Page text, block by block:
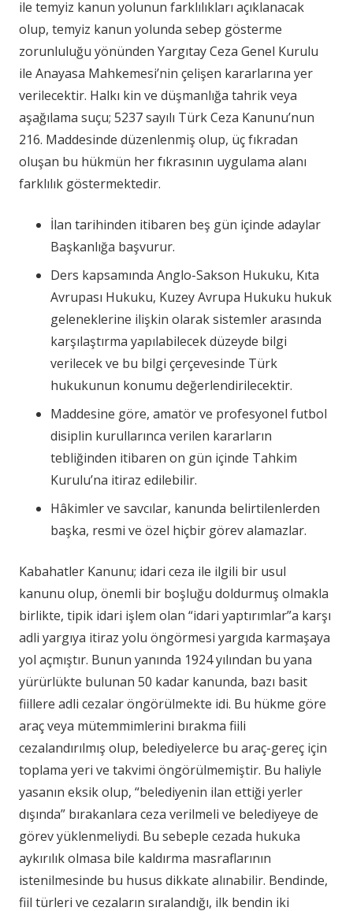
ile temyiz kanun yolunun farklılıkları açıklanacak
olup, temyiz kanun yolunda sebep gösterme
zorunluluğu yönünden Yargıtay Ceza Genel Kurulu
ile Anayasa Mahkemesi’nin çelişen kararlarına yer
verilecektir. Halkı kin ve düşmanlığa tahrik veya
aşağılama suçu; 5237 sayılı Türk Ceza Kanunu’nun
216. Maddesinde düzenlenmiş olup, üç fıkradan
oluşan bu hükmün her fıkrasının uygulama alanı
farklılık göstermektedir.
İlan tarihinden itibaren beş gün içinde adaylar
Başkanlığa başvurur.
Ders kapsamında Anglo-Sakson Hukuku, Kıta
Avrupası Hukuku, Kuzey Avrupa Hukuku hukuk
geleneklerine ilişkin olarak sistemler arasında
karşılaştırma yapılabilecek düzeyde bilgi
verilecek ve bu bilgi çerçevesinde Türk
hukukunun konumu değerlendirilecektir.
Maddesine göre, amatör ve profesyonel futbol
disiplin kurullarınca verilen kararların
tebliğinden itibaren on gün içinde Tahkim
Kurulu’na itiraz edilebilir.
Hâkimler ve savcılar, kanunda belirtilenlerden
başka, resmi ve özel hiçbir görev alamazlar.
Kabahatler Kanunu; idari ceza ile ilgili bir usul
kanunu olup, önemli bir boşluğu doldurmuş olmakla
birlikte, tipik idari işlem olan “idari yaptırımlar”a karşı
adli yargıya itiraz yolu öngörmesi yargıda karmaşaya
yol açmıştır. Bunun yanında 1924 yılından bu yana
yürürlükte bulunan 50 kadar kanunda, bazı basit
fiillere adli cezalar öngörülmekte idi. Bu hükme göre
araç veya mütemmimlerini bırakma fiili
cezalandırılmış olup, belediyelerce bu araç-gereç için
toplama yeri ve takvimi öngörülmemiştir. Bu haliyle
yasanın eksik olup, “belediyenin ilan ettiği yerler
dışında” bırakanlara ceza verilmeli ve belediyeye de
görev yüklenmeliydi. Bu sebeple cezada hukuka
aykırılık olmasa bile kaldırma masraflarının
istenilmesinde bu husus dikkate alınabilir. Bendinde,
fiil türleri ve cezaların sıralandığı, ilk bendin iki